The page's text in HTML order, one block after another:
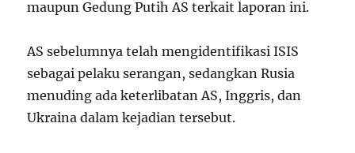
maupun Gedung Putih AS terkait laporan ini.
AS sebelumnya telah mengidentifikasi ISIS
sebagai pelaku serangan, sedangkan Rusia
menuding ada keterlibatan AS, Inggris, dan
Ukraina dalam kejadian tersebut.